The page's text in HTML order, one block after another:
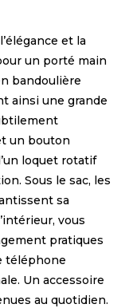
et la
un porté main
bandoulière
ainsi une grande
un bouton
loquet rotatif
Sous le sac, les
sa
vous
pratiques
téléphone
Un accessoire
au quotidien.